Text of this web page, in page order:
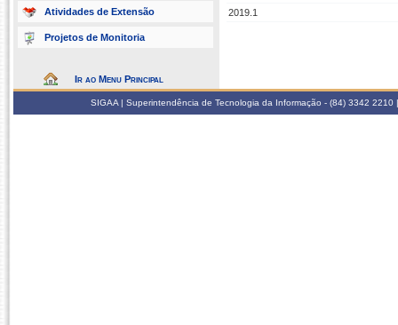
Atividades de Extensão
Projetos de Monitoria
Ir ao Menu Principal
2019.1
SIGAA | Superintendência de Tecnologia da Informação - (84) 3342